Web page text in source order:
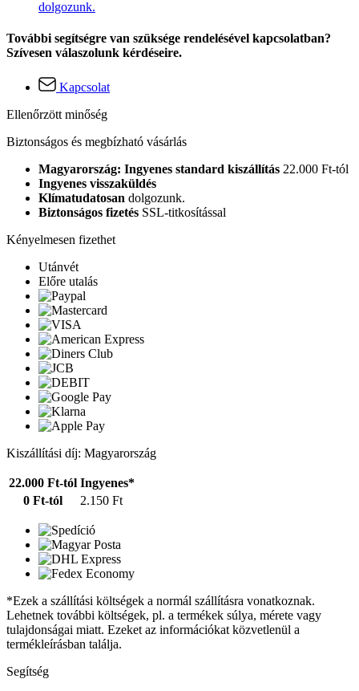
dolgozunk.
További segítségre van szüksége rendelésével kapcsolatban?
Szívesen válaszolunk kérdéseire.
Kapcsolat
Ellenőrzött minőség
Biztonságos és megbízható vásárlás
Magyarország: Ingyenes standard kiszállítás 22.000 Ft-tól
Ingyenes visszaküldés
Klímatudatosan dolgozunk.
Biztonságos fizetés SSL-titkosítással
Kényelmesen fizethet
Utánvét
Előre utalás
Kiszállítási díj: Magyarország
22.000 Ft-tól Ingyenes*
0 Ft-tól
2.150 Ft
*Ezek a szállítási költségek a normál szállításra vonatkoznak.
Lehetnek további költségek, pl. a termékek súlya, mérete vagy
tulajdonságai miatt. Ezeket az információkat közvetlenül a
termékleírásban találja.
Segítség